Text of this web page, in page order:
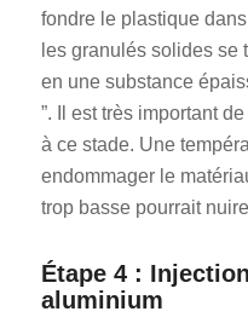
fondre le plastique
les granulés solides se
en une substance
”. Il est très important
à ce stade. Une
endommager le
trop basse pourrait
Étape 4 :
aluminium